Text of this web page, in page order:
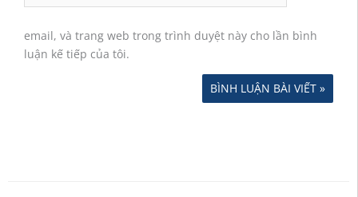
email, và trang web trong trình duyệt này cho lần bình
luận kế tiếp của tôi.